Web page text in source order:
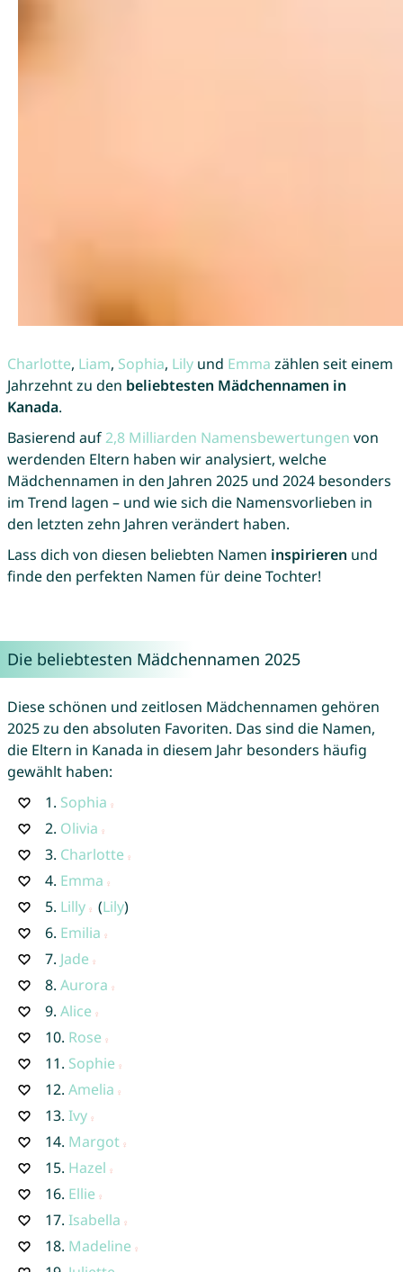
Charlotte, Liam, Sophia, Lilyund Emma zählen seit einem
Jahrzehnt zu den beliebtesten Mädchennamen in
Kanada.
Basierend auf2,8 Milliarden Namensbewertungen von
werdenden Eltern haben wir analysiert, welche
Mädchennamen in den Jahren 2025 und 2024 besonders
im Trend lagen – und wie sich die Namensvorlieben in
den letzten zehn Jahren verändert haben.
Lass dich von diesen beliebten Namen inspirieren und
finde den perfekten Namen für deine Tochter!
Die beliebtesten Mädchennamen 2025
Diese schönen und zeitlosen Mädchennamen gehören
2025 zu den absoluten Favoriten. Das sind die Namen,
die Eltern in Kanada in diesem Jahr besonders häufig
gewählt haben:
1. Sophia
2. Olivia
3. Charlotte
4. Emma
5. Lilly (Lily)
6. Emilia
7. Jade
8. Aurora
9. Alice
10. Rose
11. Sophie
12. Amelia
13. Ivy
14. Margot
15. Hazel
16. Ellie
17. Isabella
18. Madeline